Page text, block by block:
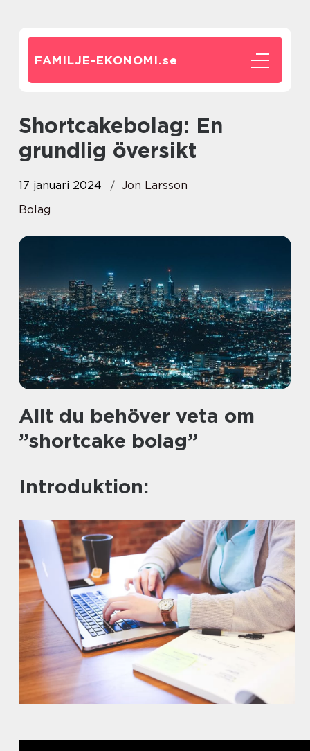
FAMILJE-EKONOMI.se
Shortcakebolag: En
grundlig översikt
17 januari 2024
Jon Larsson
Bolag
Allt du behöver veta om
”shortcake bolag”
Introduktion: